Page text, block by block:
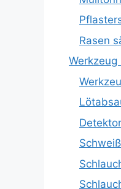
Rasen
Werkzeug
Detektor